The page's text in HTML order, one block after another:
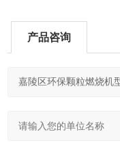
产品咨询